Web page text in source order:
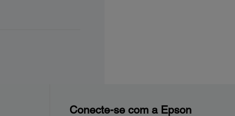
Conecte-se com a Epson